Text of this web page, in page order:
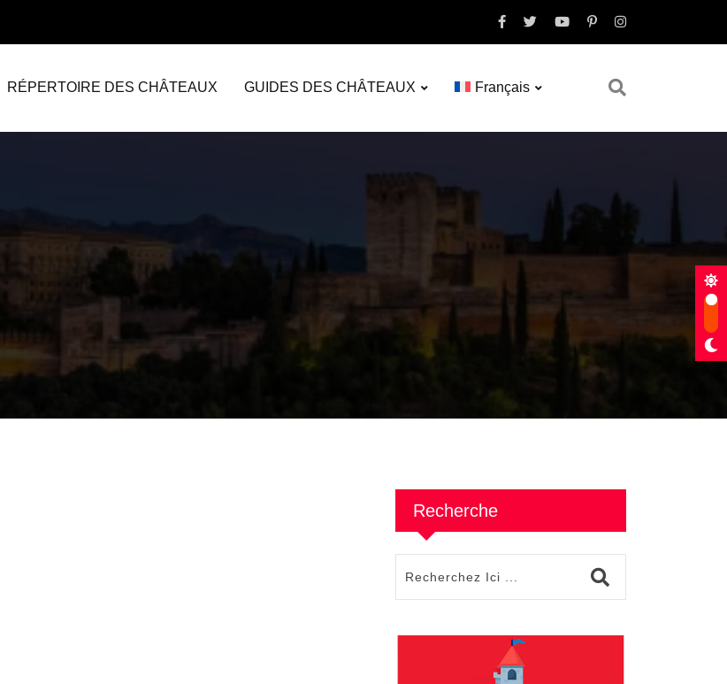
RÉPERTOIRE DES CHÂTEAUX GUIDES DES CHÂTEAUX Français
Recherche